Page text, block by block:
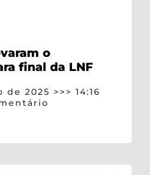
o
final da LNF
de 2025
14:16